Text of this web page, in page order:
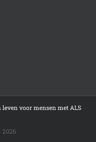
voor mensen met ALS
2026